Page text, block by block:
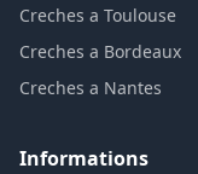
Creches a Toulouse
Creches a Bordeaux
Creches a Nantes
Informations